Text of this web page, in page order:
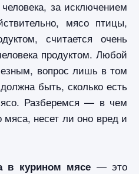
за исключением
мясо птицы,
считается очень
продуктом. Любой
вопрос лишь в том
быть, сколько есть
Разберемся — в чем
мяса, несет ли оно вред и
в курином мясе — это